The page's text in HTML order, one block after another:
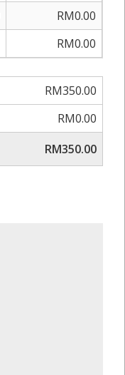
RM0.00
RM0.00
RM350.00
RM0.00
RM350.00